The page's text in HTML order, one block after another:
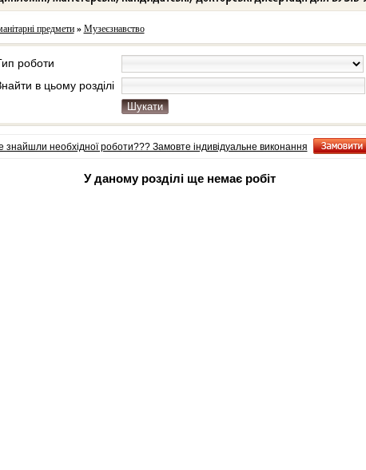
предмети» Музеєзнавство
роботи
в цьому розділі
знайшли необхідної роботи??? Замовте індивiдуальне виконання
У даному розділі ще немає робіт